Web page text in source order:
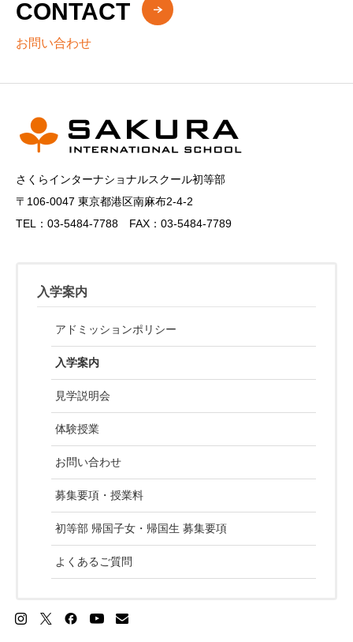
CONTACT
お問い合わせ
さくらインターナショナルスクール初等部
〒106-0047 東京都港区南麻布2-4-2
TEL：03-5484-7788 FAX：03-5484-7789
入学案内
アドミッションポリシー
入学案内
見学説明会
体験授業
お問い合わせ
募集要項・授業料
初等部 帰国子女・帰国生 募集要項
よくあるご質問